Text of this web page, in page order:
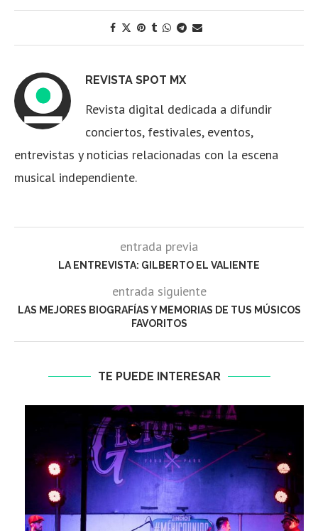
REVISTA SPOT MX
Revista digital dedicada a difundir
conciertos, festivales, eventos,
entrevistas y noticias relacionadas con la escena
musical independiente.
entrada previa
LA ENTREVISTA: GILBERTO EL VALIENTE
entrada siguiente
LAS MEJORES BIOGRAFÍAS Y MEMORIAS DE TUS MÚSICOS
FAVORITOS
TE PUEDE INTERESAR